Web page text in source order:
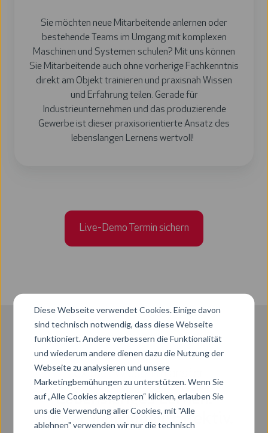
Diese Webseite verwendet Cookies. Einige davon
sind technisch notwendig, dass diese Webseite
funktioniert. Andere verbessern die Funktionalität
und wiederum andere dienen dazu die Nutzung der
Webseite zu analysieren und unsere
Marketingbemühungen zu unterstützen. Wenn Sie
auf „Alle Cookies akzeptieren“ klicken, erlauben Sie
uns die Verwendung aller Cookies, mit "Alle
ablehnen" verwenden wir nur die technisch
Sie möchten neue Mitarbeitende anlernen oder
bestehende Teams im Umgang mit komplexen
Maschinen und Systemen schulen? Mit uns können
Sie Mitarbeitende auch ohne vorherige Fachkenntnis
direkt am Objekt trainieren und praxisnah Wissen
und Erfahrung teilen. Gerade für
Industrieunternehmen und das produzierende
Gewerbe ist dieser praxisorientierte Ansatz des
lebenslangen Lernens wertvoll!
Live-Demo Termin sichern
Flexibler Wissenstransfer
Lebenslanges Lernen.
Digital. Individuell. Effektiv.